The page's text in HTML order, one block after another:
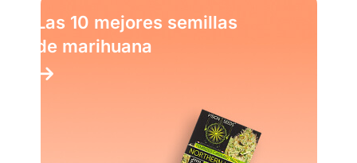
Las 10 mejores semillas
de marihuana